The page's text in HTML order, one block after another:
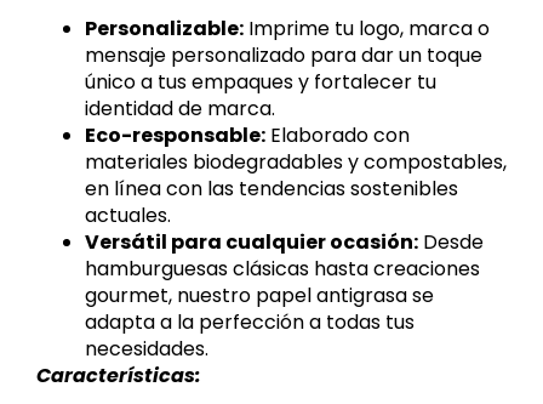
Personalizable: Imprime tu logo, marca o
mensaje personalizado para dar un toque
único a tus empaques y fortalecer tu
identidad de marca.
Eco-responsable: Elaborado con
materiales biodegradables y compostables,
en línea con las tendencias sostenibles
actuales.
Versátil para cualquier ocasión: Desde
hamburguesas clásicas hasta creaciones
gourmet, nuestro papel antigrasa se
adapta a la perfección a todas tus
necesidades.
Características: